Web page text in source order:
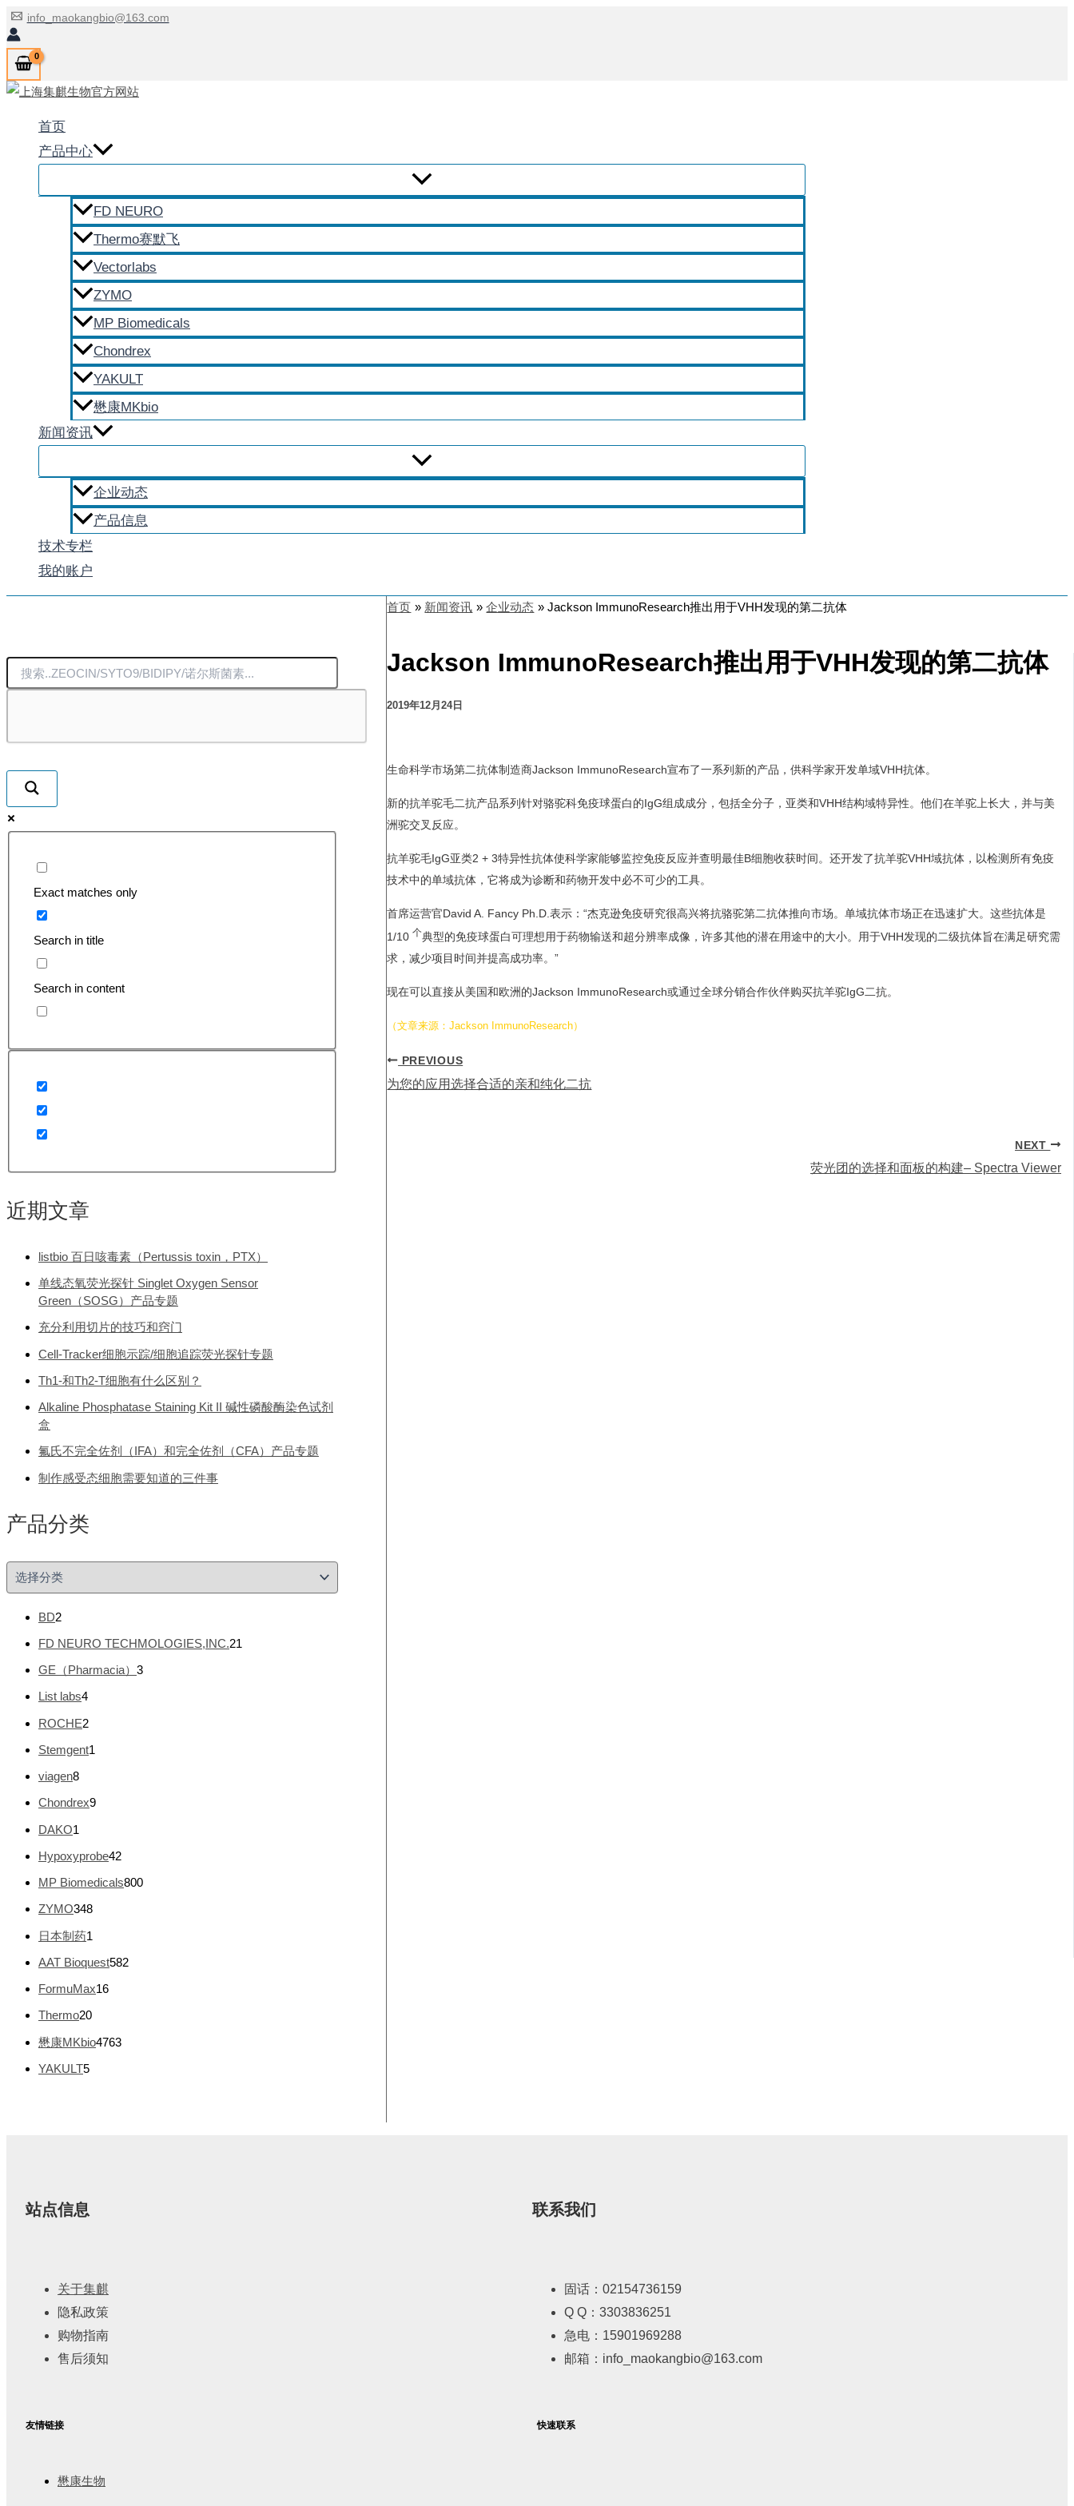
跳
至
内
容
info_maokangbio@163.com
首页
产品中心
FD NEURO
Thermo赛默飞
Vectorlabs
ZYMO
MP Biomedicals
Chondrex
YAKULT
懋康MKbio
新闻资讯
企业动态
产品信息
技术专栏
我的账户
Exact matches only
Search in title
Search in content
近期文章
listbio 百日咳毒素（Pertussis toxin，PTX）
单线态氧荧光探针 Singlet Oxygen Sensor
Green（SOSG）产品专题
充分利用切片的技巧和窍门
Cell-Tracker细胞示踪/细胞追踪荧光探针专题
Th1-和Th2-T细胞有什么区别？
Alkaline Phosphatase Staining Kit II 碱性磷酸酶染色试剂
盒
氟氏不完全佐剂（IFA）和完全佐剂（CFA）产品专题
制作感受态细胞需要知道的三件事
产品分类
品
BD22
产
品
FD NEURO TECHMOLOGIES,INC.21
GE（Pharmacia） 33
List labs44
产
品
ROCHE22
产
Stemgent1
品
viagen88
产
Chondrex99
品
DAKO1
产
品
Hypoxyprobe424
个
MP Biomedicals8008
ZYMO3483
8
个
品
日本制药1
产
品
AAT Bioquest5825
FormuMax161
产
Thermo202
个
懋康MKbio47634
YAKULT55
首页 新闻资讯 企业动态 Jackson ImmunoResearch推出用于VHH发现的第二抗体
Jackson ImmunoResearch推出用于VHH发现的第二抗体
2019年12月24日
生命科学市场第二抗体制造商Jackson ImmunoResearch宣布了一系列新的产品，供科学家开发单域VHH抗体。
新的抗羊驼毛二抗产品系列针对骆驼科免疫球蛋白的IgG组成成分，包括全分子，亚类和VHH结构域特异性。他们在羊驼上长大，并与美
洲驼交叉反应。
抗羊驼毛IgG亚类2 + 3特异性抗体使科学家能够监控免疫反应并查明最佳B细胞收获时间。还开发了抗羊驼VHH域抗体，以检测所有免疫
技术中的单域抗体，它将成为诊断和药物开发中必不可少的工具。
首席运营官David A. Fancy Ph.D.表示：“杰克逊免疫研究很高兴将抗骆驼第二抗体推向市场。单域抗体市场正在迅速扩大。这些抗体是
1/10个典型的免疫球蛋白可理想用于药物输送和超分辨率成像，许多其他的潜在用途中的大小。用于VHH发现的二级抗体旨在满足研究需
求，减少项目时间并提高成功率。”
现在可以直接从美国和欧洲的Jackson ImmunoResearch或通过全球分销合作伙伴购买抗羊驼IgG二抗。
（文章来源：Jackson ImmunoResearch）
PREVIOUS
为您的应用选择合适的亲和纯化二抗
NEXT
荧光团的选择和面板的构建– Spectra Viewer
站点信息
关于集麒
隐私政策
购物指南
售后须知
联系我们
固话：02154736159
Q Q：3303836251
急电：15901969288
邮箱：info_maokangbio@163.com
友情链接
懋康生物
快速联系